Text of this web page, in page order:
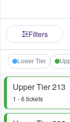
Filters
Lower Tier
Upper Tier 213
1 - 6 tickets